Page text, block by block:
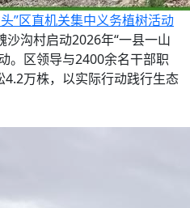
”区直机关集中义务植树活动
沟村启动2026年“一县一山
。区领导与2400余名干部职
万株，以实际行动践行生态